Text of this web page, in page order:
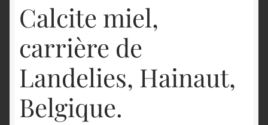
Calcite miel,
carrière de
Landelies, Hainaut,
Belgique.